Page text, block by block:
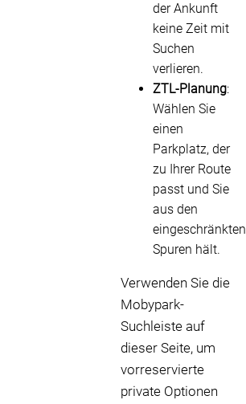
der Ankunft
keine Zeit mit
Suchen
verlieren.
ZTL-Planung:
Wählen Sie
einen
Parkplatz, der
zu Ihrer Route
passt und Sie
aus den
eingeschränkten
Spuren hält.
Verwenden Sie die
Mobypark-
Suchleiste auf
dieser Seite, um
vorreservierte
private Optionen